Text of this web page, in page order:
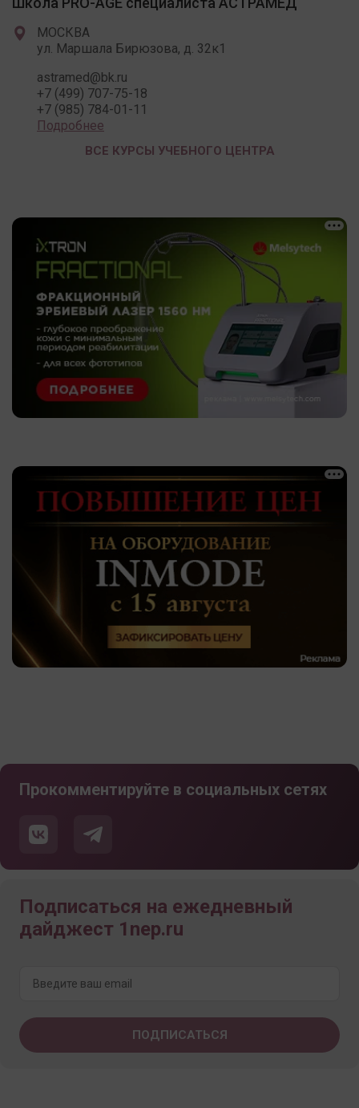
МОСКВА
ул. Маршала Бирюзова, д. 32к1
astramed@bk.ru
+7 (499) 707-75-18
+7 (985) 784-01-11
Подробнее
ВСЕ КУРСЫ УЧЕБНОГО ЦЕНТРА
Прокомментируйте в социальных сетях
Подписаться на ежедневный
дайджест 1nep.ru